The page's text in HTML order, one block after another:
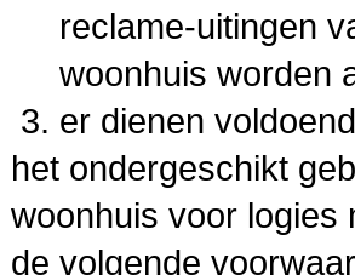
reclame-uitingen
woonhuis worden
er dienen
het ondergeschikt
woonhuis voor logies
de volgende